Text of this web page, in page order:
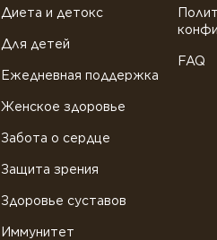
Диета и детокс
Для детей
Ежедневная поддержка
Женское здоровье
Забота о сердце
Защита зрения
Здоровье суставов
Иммунитет
FAQ